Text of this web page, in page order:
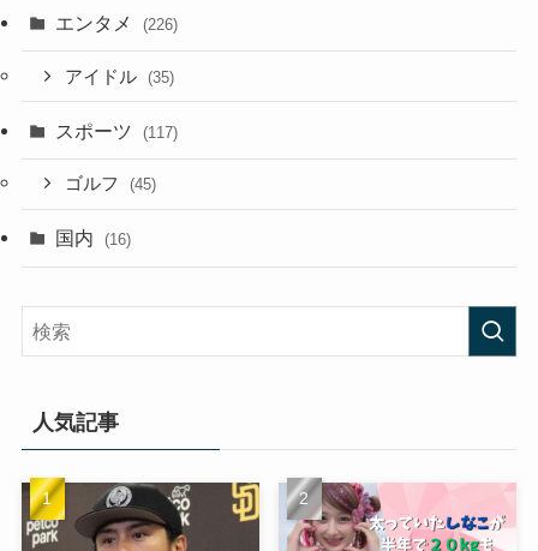
エンタメ (226)
アイドル (35)
スポーツ (117)
ゴルフ (45)
国内 (16)
人気記事